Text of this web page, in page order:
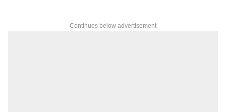
Continues below advertisement